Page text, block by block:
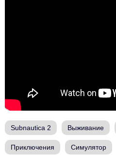
Subnautica 2 Выживание
Приключения Симулятор